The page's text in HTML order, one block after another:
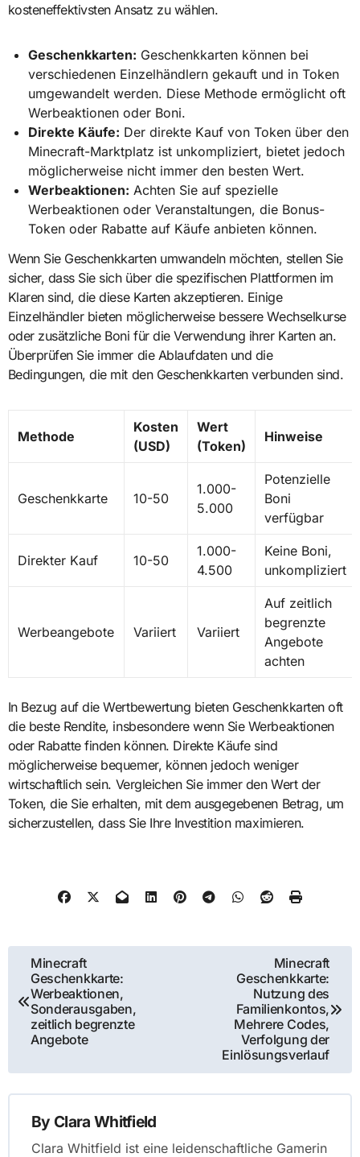
kosteneffektivsten Ansatz zu wählen.
Geschenkkarten: Geschenkkarten können bei
verschiedenen Einzelhändlern gekauft und in Token
umgewandelt werden. Diese Methode ermöglicht oft
Werbeaktionen oder Boni.
Direkte Käufe: Der direkte Kauf von Token über den
Minecraft-Marktplatz ist unkompliziert, bietet jedoch
möglicherweise nicht immer den besten Wert.
Werbeaktionen: Achten Sie auf spezielle
Werbeaktionen oder Veranstaltungen, die Bonus-
Token oder Rabatte auf Käufe anbieten können.
Wenn Sie Geschenkkarten umwandeln möchten, stellen Sie
sicher, dass Sie sich über die spezifischen Plattformen im
Klaren sind, die diese Karten akzeptieren. Einige
Einzelhändler bieten möglicherweise bessere Wechselkurse
oder zusätzliche Boni für die Verwendung ihrer Karten an.
Überprüfen Sie immer die Ablaufdaten und die
Bedingungen, die mit den Geschenkkarten verbunden sind.
Methode
Kosten
(USD)
Wert
(Token)
Hinweise
Geschenkkarte 10-50
1.000-
5.000
Potenzielle
Boni
verfügbar
Direkter Kauf 10-50
1.000-
4.500
Keine Boni,
unkompliziert
Werbeangebote Variiert Variiert
Auf zeitlich
begrenzte
Angebote
achten
In Bezug auf die Wertbewertung bieten Geschenkkarten oft
die beste Rendite, insbesondere wenn Sie Werbeaktionen
oder Rabatte finden können. Direkte Käufe sind
möglicherweise bequemer, können jedoch weniger
wirtschaftlich sein. Vergleichen Sie immer den Wert der
Token, die Sie erhalten, mit dem ausgegebenen Betrag, um
sicherzustellen, dass Sie Ihre Investition maximieren.
Post
navigation
Minecraft
Geschenkkarte:
Werbeaktionen,
Sonderausgaben,
zeitlich begrenzte
Angebote
Minecraft
Geschenkkarte:
Nutzung des
Familienkontos,
Mehrere Codes,
Verfolgung der
Einlösungsverlauf
By Clara Whitfield
Clara Whitfield ist eine leidenschaftliche Gamerin